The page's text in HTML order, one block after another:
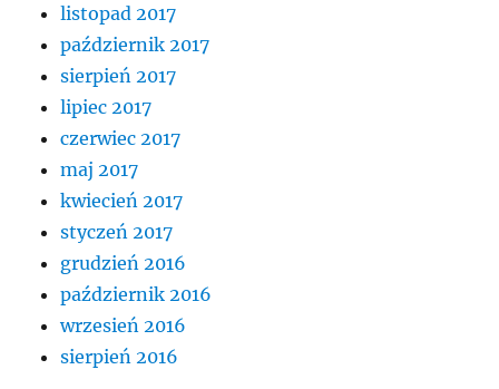
listopad 2017
październik 2017
sierpień 2017
lipiec 2017
czerwiec 2017
maj 2017
kwiecień 2017
styczeń 2017
grudzień 2016
październik 2016
wrzesień 2016
sierpień 2016